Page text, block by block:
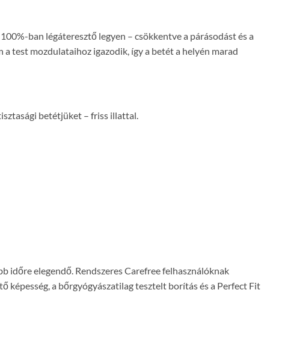
ban légáteresztő legyen – csökkentve a párásodást és a
test mozdulataihoz igazodik, így a betét a helyén marad
betétjüket – friss illattal.
időre elegendő. Rendszeres Carefree felhasználóknak
képesség, a bőrgyógyászatilag tesztelt borítás és a Perfect Fit